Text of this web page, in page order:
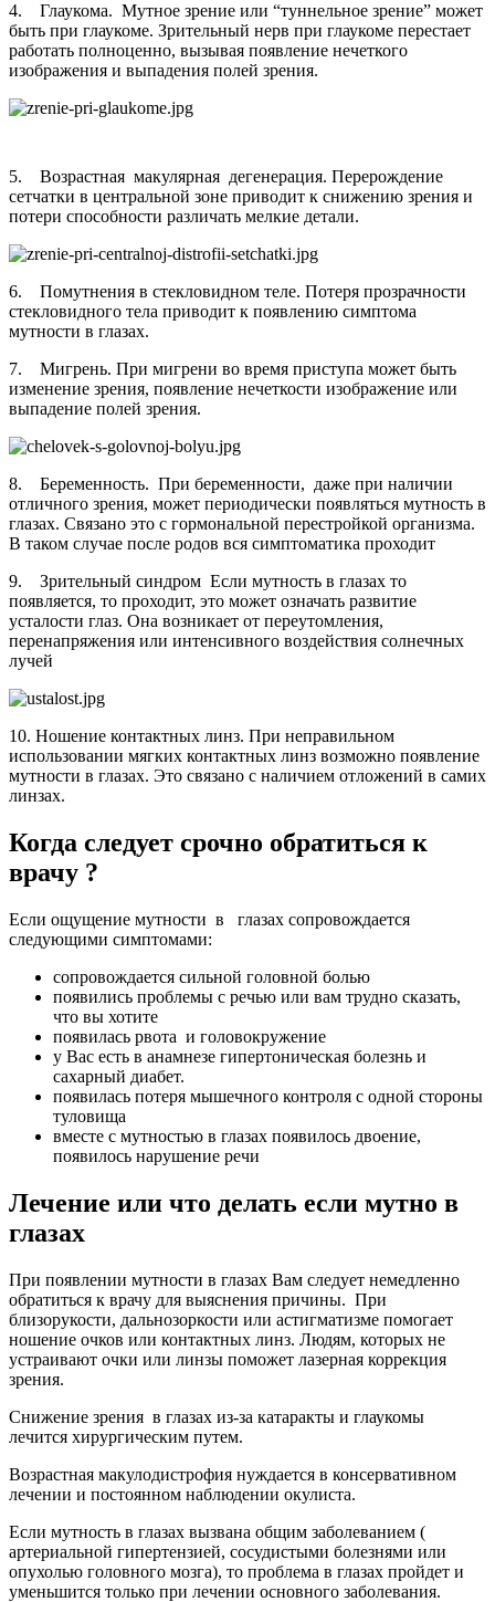
4. Глаукома. Мутное зрение или “туннельное зрение” может
быть при глаукоме. Зрительный нерв при глаукоме перестает
работать полноценно, вызывая появление нечеткого
изображения и выпадения полей зрения.
5. Возрастная макулярная дегенерация. Перерождение
сетчатки в центральной зоне приводит к снижению зрения и
потери способности различать мелкие детали.
6. Помутнения в стекловидном теле. Потеря прозрачности
стекловидного тела приводит к появлению симптома
мутности в глазах.
7. Мигрень. При мигрени во время приступа может быть
изменение зрения, появление нечеткости изображение или
выпадение полей зрения.
8. Беременность. При беременности, даже при наличии
отличного зрения, может периодически появляться мутность в
глазах. Связано это с гормональной перестройкой организма.
В таком случае после родов вся симптоматика проходит
9. Зрительный синдром Если мутность в глазах то
появляется, то проходит, это может означать развитие
усталости глаз. Она возникает от переутомления,
перенапряжения или интенсивного воздействия солнечных
лучей
10. Ношение контактных линз. При неправильном
использовании мягких контактных линз возможно появление
мутности в глазах. Это связано с наличием отложений в самих
линзах.
Когда следует срочно обратиться к
врачу ?
Если ощущение мутности в глазах сопровождается
следующими симптомами:
сопровождается сильной головной болью
появились проблемы с речью или вам трудно сказать,
что вы хотите
появилась рвота и головокружение
у Вас есть в анамнезе гипертоническая болезнь и
сахарный диабет.
появилась потеря мышечного контроля с одной стороны
туловища
вместе с мутностью в глазах появилось двоение,
появилось нарушение речи
Лечение или что делать если мутно в
глазах
При появлении мутности в глазах Вам следует немедленно
обратиться к врачу для выяснения причины. При
близорукости, дальнозоркости или астигматизме помогает
ношение очков или контактных линз. Людям, которых не
устраивают очки или линзы поможет лазерная коррекция
зрения.
Снижение зрения в глазах из-за катаракты и глаукомы
лечится хирургическим путем.
Возрастная макулодистрофия нуждается в консервативном
лечении и постоянном наблюдении окулиста.
Если мутность в глазах вызвана общим заболеванием (
артериальной гипертензией, сосудистыми болезнями или
опухолью головного мозга), то проблема в глазах пройдет и
уменьшится только при лечении основного заболевания.